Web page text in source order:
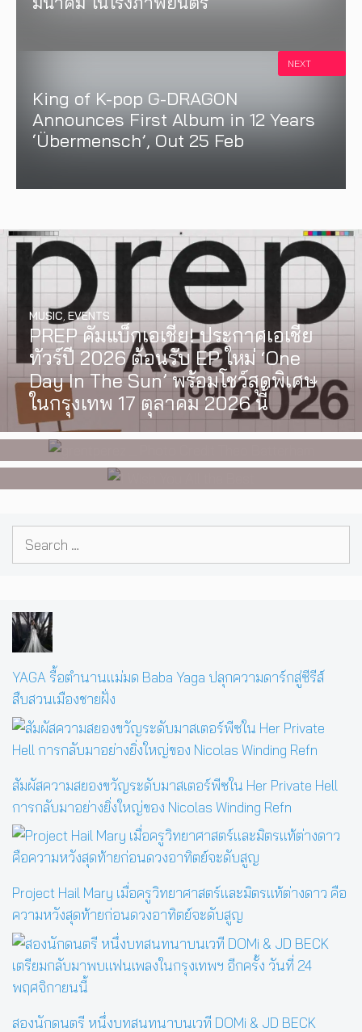
King of K-pop G-DRAGON
Announces First Album in 12 Years
‘Übermensch’, Out 25 Feb
NEXT
PREP คัมแบ็กเอเชีย! ประกาศเอเชีย
ทัวร์ปี 2026 ต้อนรับ EP ใหม่ ‘One
Day In The Sun’ พร้อมโชว์สุดพิเศษ
ในกรุงเทพ 17 ตุลาคม 2026 นี้
MUSIC EVENTS
[Exclusive Interview] grentperez
จากเด็กอายุ 12 ปีที่ร้องเพลงในห้อง
นอน สู่การแสดงคอนเสิร์ตต่อหน้าคน
นับหมื่น
INTERVIEW,MUSIC
I Wish You All the Best เรื่องราวของ
วัยรุ่นนอนไบนารี่ กับครอบครัวที่เขา
เลือกได้เอง ผลงานการกำกับ
ภาพยนตร์เรื่องแรกของ Tommy
Dorfman
WATCH,LGBTQIAN+
Search
YAGA รื้อตำนานแม่มด Baba Yaga ปลุกความดาร์กสู่ซีรีส์
สืบสวนเมืองชายฝั่ง
สัมผัสความสยองขวัญระดับมาสเตอร์พีซใน Her Private Hell
การกลับมาอย่างยิ่งใหญ่ของ Nicolas Winding Refn
Project Hail Mary เมื่อครูวิทยาศาสตร์และมิตรแท้ต่างดาว คือ
ความหวังสุดท้ายก่อนดวงอาทิตย์จะดับสูญ
สองนักดนตรี หนึ่งบทสนทนาบนเวที DOMi & JD BECK